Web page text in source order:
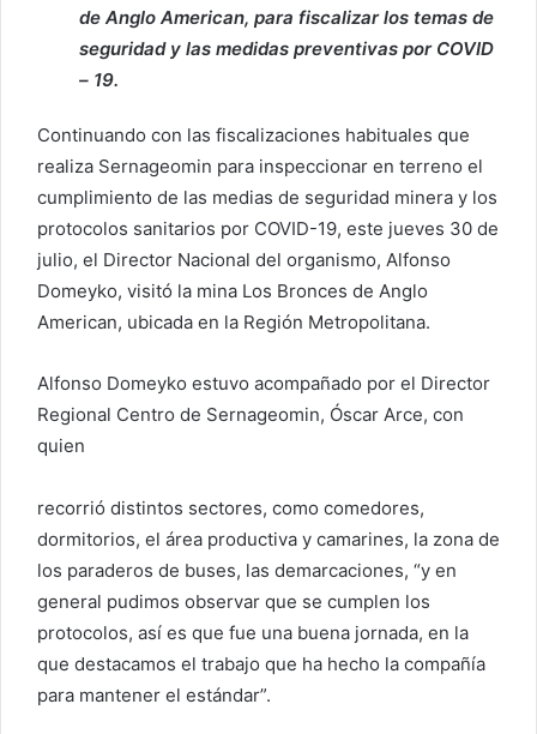
de Anglo American, para fiscalizar los temas de
seguridad y las medidas preventivas por COVID
– 19.
Continuando con las fiscalizaciones habituales que
realiza Sernageomin para inspeccionar en terreno el
cumplimiento de las medias de seguridad minera y los
protocolos sanitarios por COVID-19, este jueves 30 de
julio, el Director Nacional del organismo, Alfonso
Domeyko, visitó la mina Los Bronces de Anglo
American, ubicada en la Región Metropolitana.
Alfonso Domeyko estuvo acompañado por el Director
Regional Centro de Sernageomin, Óscar Arce, con
quien
recorrió distintos sectores, como comedores,
dormitorios, el área productiva y camarines, la zona de
los paraderos de buses, las demarcaciones, “y en
general pudimos observar que se cumplen los
protocolos, así es que fue una buena jornada, en la
que destacamos el trabajo que ha hecho la compañía
para mantener el estándar”.